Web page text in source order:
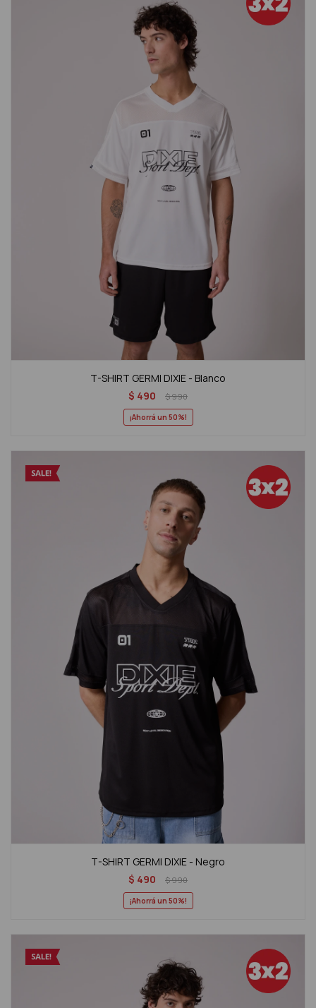
T-SHIRT GERMI DIXIE - Blanco
$ 490 $990
50
T-SHIRT GERMI DIXIE - Negro
$ 490 $990
50